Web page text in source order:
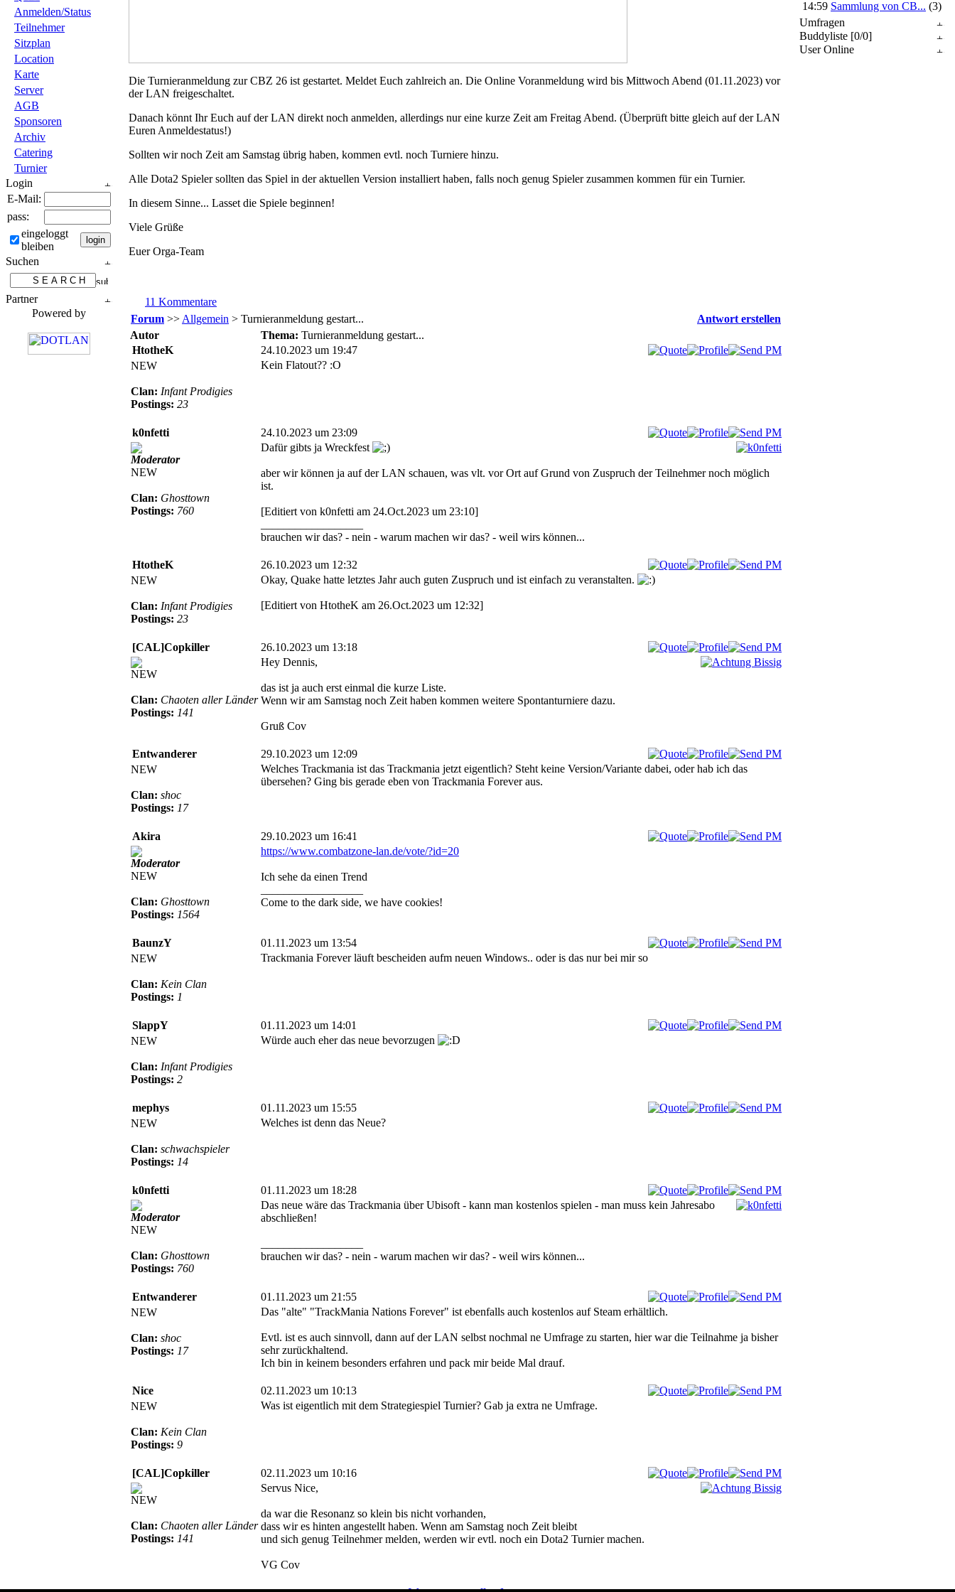
Anmelden/Status
Teilnehmer
Sitzplan
Location
Karte
Server
AGB
Sponsoren
Archiv
Catering
Turnier
Login
E-Mail:
pass:
eingeloggt
bleiben
Suchen
Partner
Powered by
Die Turnieranmeldung zur CBZ 26 ist gestartet. Meldet Euch zahlreich an. Die Online Voranmeldung wird bis Mittwoch Abend (01.11.2023) vor
der LAN freigeschaltet.
Danach könnt Ihr Euch auf der LAN direkt noch anmelden, allerdings nur eine kurze Zeit am Freitag Abend. (Überprüft bitte gleich auf der LAN
Euren Anmeldestatus!)
Sollten wir noch Zeit am Samstag übrig haben, kommen evtl. noch Turniere hinzu.
Alle Dota2 Spieler sollten das Spiel in der aktuellen Version installiert haben, falls noch genug Spieler zusammen kommen für ein Turnier.
In diesem Sinne... Lasset die Spiele beginnen!
Viele Grüße
Euer Orga-Team
11 Kommentare
Forum >> Allgemein > Turnieranmeldung gestart...
Antwort erstellen
Autor
Thema: Turnieranmeldung gestart...
HtotheK
24.10.2023 um 19:47
NEW
Clan: Infant Prodigies
Postings: 23
Kein Flatout?? :O
k0nfetti 24.10.2023 um 23:09
Moderator
NEW
Clan: Ghosttown
Postings: 760
Dafür gibts ja Wreckfest
aber wir können ja auf der LAN schauen, was vlt. vor Ort auf Grund von Zuspruch der Teilnehmer noch möglich
ist.
[Editiert von k0nfetti am 24.Oct.2023 um 23:10]
brauchen wir das? - nein - warum machen wir das? - weil wirs können...
HtotheK
26.10.2023 um 12:32
NEW
Clan: Infant Prodigies
Postings: 23
Okay, Quake hatte letztes Jahr auch guten Zuspruch und ist einfach zu veranstalten.
[Editiert von HtotheK am 26.Oct.2023 um 12:32]
[CAL]Copkiller 26.10.2023 um 13:18
NEW
Clan: Chaoten aller Länder
Postings: 141
Hey Dennis,
das ist ja auch erst einmal die kurze Liste.
Wenn wir am Samstag noch Zeit haben kommen weitere Spontanturniere dazu.
Gruß Cov
Entwanderer
29.10.2023 um 12:09
NEW
Clan: shoc
Postings: 17
Welches Trackmania ist das Trackmania jetzt eigentlich? Steht keine Version/Variante dabei, oder hab ich das
übersehen? Ging bis gerade eben von Trackmania Forever aus.
Akira 29.10.2023 um 16:41
Moderator
NEW
Clan: Ghosttown
Postings: 1564
https://www.combatzone-lan.de/vote/?id=20
Ich sehe da einen Trend
Come to the dark side, we have cookies!
BaunzY
01.11.2023 um 13:54
NEW
Clan: Kein Clan
Postings: 1
Trackmania Forever läuft bescheiden aufm neuen Windows.. oder is das nur bei mir so
SlappY
01.11.2023 um 14:01
NEW
Clan: Infant Prodigies
Postings: 2
Würde auch eher das neue bevorzugen
mephys
01.11.2023 um 15:55
NEW
Clan: schwachspieler
Postings: 14
Welches ist denn das Neue?
k0nfetti 01.11.2023 um 18:28
Moderator
NEW
Clan: Ghosttown
Postings: 760
Das neue wäre das Trackmania über Ubisoft - kann man kostenlos spielen - man muss kein Jahresabo
abschließen!
brauchen wir das? - nein - warum machen wir das? - weil wirs können...
Entwanderer
01.11.2023 um 21:55
NEW
Clan: shoc
Postings: 17
Das "alte" "TrackMania Nations Forever" ist ebenfalls auch kostenlos auf Steam erhältlich.
Evtl. ist es auch sinnvoll, dann auf der LAN selbst nochmal ne Umfrage zu starten, hier war die Teilnahme ja bisher
sehr zurückhaltend.
Ich bin in keinem besonders erfahren und pack mir beide Mal drauf.
Nice
02.11.2023 um 10:13
NEW
Clan: Kein Clan
Postings: 9
Was ist eigentlich mit dem Strategiespiel Turnier? Gab ja extra ne Umfrage.
[CAL]Copkiller 02.11.2023 um 10:16
NEW
Clan: Chaoten aller Länder
Postings: 141
Servus Nice,
da war die Resonanz so klein bis nicht vorhanden,
dass wir es hinten angestellt haben. Wenn am Samstag noch Zeit bleibt
und sich genug Teilnehmer melden, werden wir evtl. noch ein Dota2 Turnier machen.
VG Cov
14:59 Sammlung von CB... (3)
Umfragen
Buddyliste [0/0]
User Online